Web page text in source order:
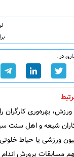
در :
بهره‌وری کارگران
شیعه و اهل سنت
ورزشی یا حیاط
مسابقات پرورش